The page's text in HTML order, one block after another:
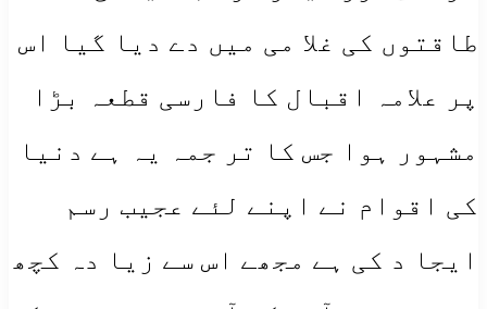
طاقتوں کی غلا می میں دے دیا گیا اس
پر علامہ اقبال کا فارسی قطعہ بڑا
مشہور ہوا جس کا تر جمہ یہ ہے دنیا
کی اقوام نے اپنے لئے عجیب رسم
ایجا د کی ہے مجھے اس سے زیا دہ کچھ